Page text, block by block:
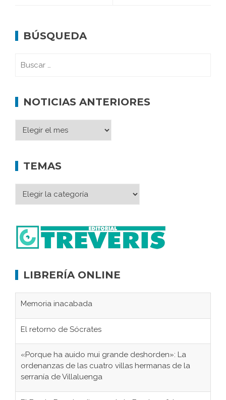
BÚSQUEDA
NOTICIAS ANTERIORES
TEMAS
LIBRERÍA ONLINE
Memoria inacabada
El retorno de Sócrates
«Porque ha auido mui grande deshorden»: La
ordenanzas de las cuatro villas hermanas de la
serranía de Villaluenga